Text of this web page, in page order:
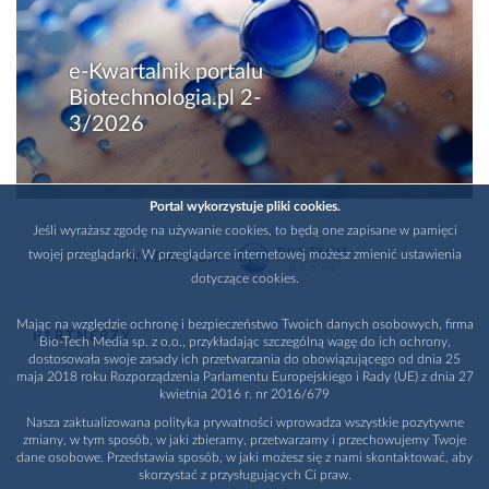
e-Kwartalnik portalu
Biotechnologia.pl 2-
3/2026
WYDAWCA
PARTNERZY
Portal wykorzystuje pliki cookies.
Jeśli wyrażasz zgodę na używanie cookies, to będą one zapisane w pamięci
twojej przeglądarki. W przeglądarce internetowej możesz zmienić ustawienia
dotyczące cookies.
Mając na względzie ochronę i bezpieczeństwo Twoich danych osobowych, firma
Bio-Tech Media sp. z o.o., przykładając szczególną wagę do ich ochrony,
dostosowała swoje zasady ich przetwarzania do obowiązującego od dnia 25
maja 2018 roku Rozporządzenia Parlamentu Europejskiego i Rady (UE) z dnia 27
kwietnia 2016 r. nr 2016/679
Nasza zaktualizowana polityka prywatności wprowadza wszystkie pozytywne
zmiany, w tym sposób, w jaki zbieramy, przetwarzamy i przechowujemy Twoje
dane osobowe. Przedstawia sposób, w jaki możesz się z nami skontaktować, aby
skorzystać z przysługujących Ci praw.